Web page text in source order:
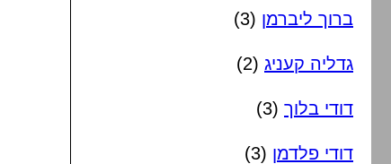
ברוך ליברמן (3)
גדליה קעניג (2)
דודי בלוך (3)
דודי פלדמן (3)